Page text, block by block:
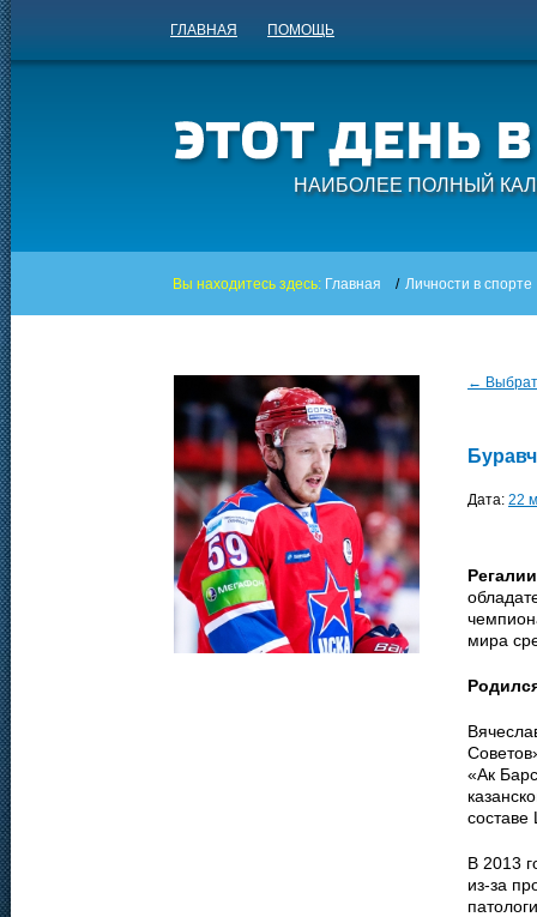
ГЛАВНАЯ ПОМОЩЬ
НАИБОЛЕЕ ПОЛНЫЙ
Вы находитесь здесь: Главная / Личности в спорте
←
Дата: 22
мира
«Ак
В 2013
из-за